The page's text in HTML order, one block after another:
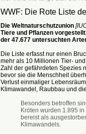
WWF: Die Rote Liste
Die Weltnaturschutzunion
Tiere und Pflanzen
der 47.677 untersuchten
Die Liste erfasst nur einen
mehr als 10 Millionen Tier-
Zahl der gefährdeten Spezies
bevor sie die Menschheit
Verlust einmaliger
Klimawandel, Raubbau und
Besonders betroffen
Kröten wurden 1.895
bereist als
Klimawandels.